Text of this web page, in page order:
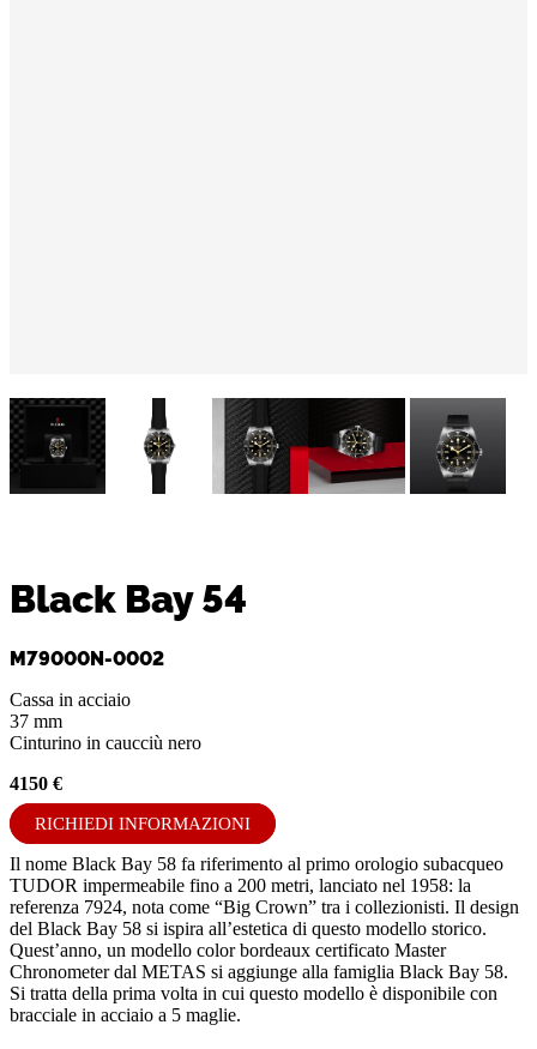
Black Bay 54
M79000N-0002
Cassa in acciaio
37 mm
Cinturino in caucciù nero
4150 €
RICHIEDI INFORMAZIONI
Il nome Black Bay 58 fa riferimento al primo orologio subacqueo
TUDOR impermeabile fino a 200 metri, lanciato nel 1958: la
referenza 7924, nota come “Big Crown” tra i collezionisti. Il design
del Black Bay 58 si ispira all’estetica di questo modello storico.
Quest’anno, un modello color bordeaux certificato Master
Chronometer dal METAS si aggiunge alla famiglia Black Bay 58.
Si tratta della prima volta in cui questo modello è disponibile con
bracciale in acciaio a 5 maglie.